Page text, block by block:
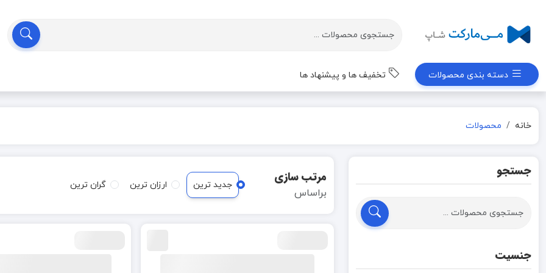
دسته بندی محصولات تخفیف ها و پیشنهاد ها
خانه محصولات
جستجو
جنسیت
مرتب سازی
براساس
جدید ترین ارزان ترین گران ترین